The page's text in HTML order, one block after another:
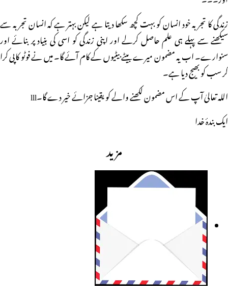
زندگی کا تجربہ خود انسان کو بہت کچھ سکھا دیتا ہے لیکن بہتر ہے کہ انسان تجربہ سے
سیکھنے سے پہلے ہی علم حاصل کرلے اور اپنی زندگی کو اسی کی بنیاد پر بنائے اور
سنوارے۔ اب یہ مضمون میرے بیٹے بیٹیوں کے کام آئے گا۔ میں نے فوٹو کاپی کرا
کر سب کو بھیج دیا ہے۔
اللہ تعالیٰ آپ کے اس مضمون لکھنے والے کو یقینا جزائے خیر دے گا۔lll
ایک بندۂ خدا
مزید